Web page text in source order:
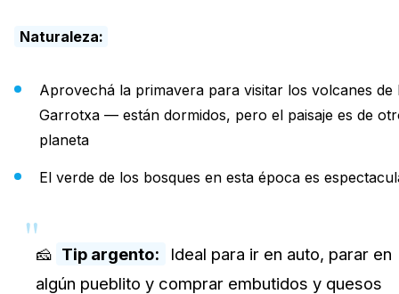
Naturaleza:
Aprovechá la primavera para visitar los volcanes de
Garrotxa — están dormidos, pero el paisaje es de
planeta
El verde de los bosques en esta época es
🧀 Tip argento:
Ideal para ir en auto, parar en
algún pueblito y comprar embutidos y quesos